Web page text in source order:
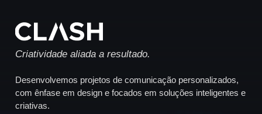
Criatividade aliada a resultado.
Desenvolvemos projetos de comunicação personalizados,
com ênfase em design e focados em soluções inteligentes e
criativas.